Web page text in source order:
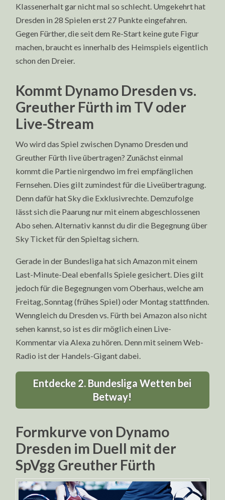
Klassenerhalt gar nicht mal so schlecht. Umgekehrt hat
Dresden in 28 Spielen erst 27 Punkte eingefahren.
Gegen Fürther, die seit dem Re-Start keine gute Figur
machen, braucht es innerhalb des Heimspiels eigentlich
schon den Dreier.
Kommt Dynamo Dresden vs.
Greuther Fürth im TV oder
Live-Stream
Wo wird das Spiel zwischen Dynamo Dresden und
Greuther Fürth live übertragen? Zunächst einmal
kommt die Partie nirgendwo im frei empfänglichen
Fernsehen. Dies gilt zumindest für die Liveübertragung.
Denn dafür hat Sky die Exklusivrechte. Demzufolge
lässt sich die Paarung nur mit einem abgeschlossenen
Abo sehen. Alternativ kannst du dir die Begegnung über
Sky Ticket für den Spieltag sichern.
Gerade in der Bundesliga hat sich Amazon mit einem
Last-Minute-Deal ebenfalls Spiele gesichert. Dies gilt
jedoch für die Begegnungen vom Oberhaus, welche am
Freitag, Sonntag (frühes Spiel) oder Montag stattfinden.
Wenngleich du Dresden vs. Fürth bei Amazon also nicht
sehen kannst, so ist es dir möglich einen Live-
Kommentar via Alexa zu hören. Denn mit seinem Web-
Radio ist der Handels-Gigant dabei.
Entdecke 2. Bundesliga Wetten bei
Betway!
Formkurve von Dynamo
Dresden im Duell mit der
SpVgg Greuther Fürth